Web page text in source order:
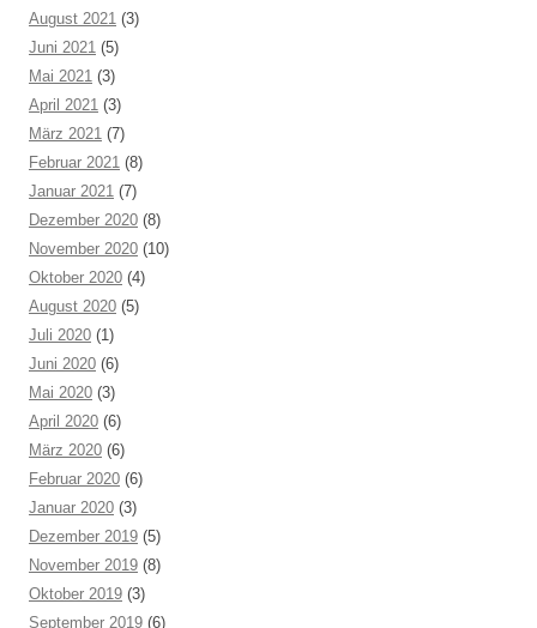
August 2021 (3)
Juni 2021 (5)
Mai 2021 (3)
April 2021 (3)
März 2021 (7)
Februar 2021 (8)
Januar 2021 (7)
Dezember 2020 (8)
November 2020 (10)
Oktober 2020 (4)
August 2020 (5)
Juli 2020 (1)
Juni 2020 (6)
Mai 2020 (3)
April 2020 (6)
März 2020 (6)
Februar 2020 (6)
Januar 2020 (3)
Dezember 2019 (5)
November 2019 (8)
Oktober 2019 (3)
September 2019 (6)